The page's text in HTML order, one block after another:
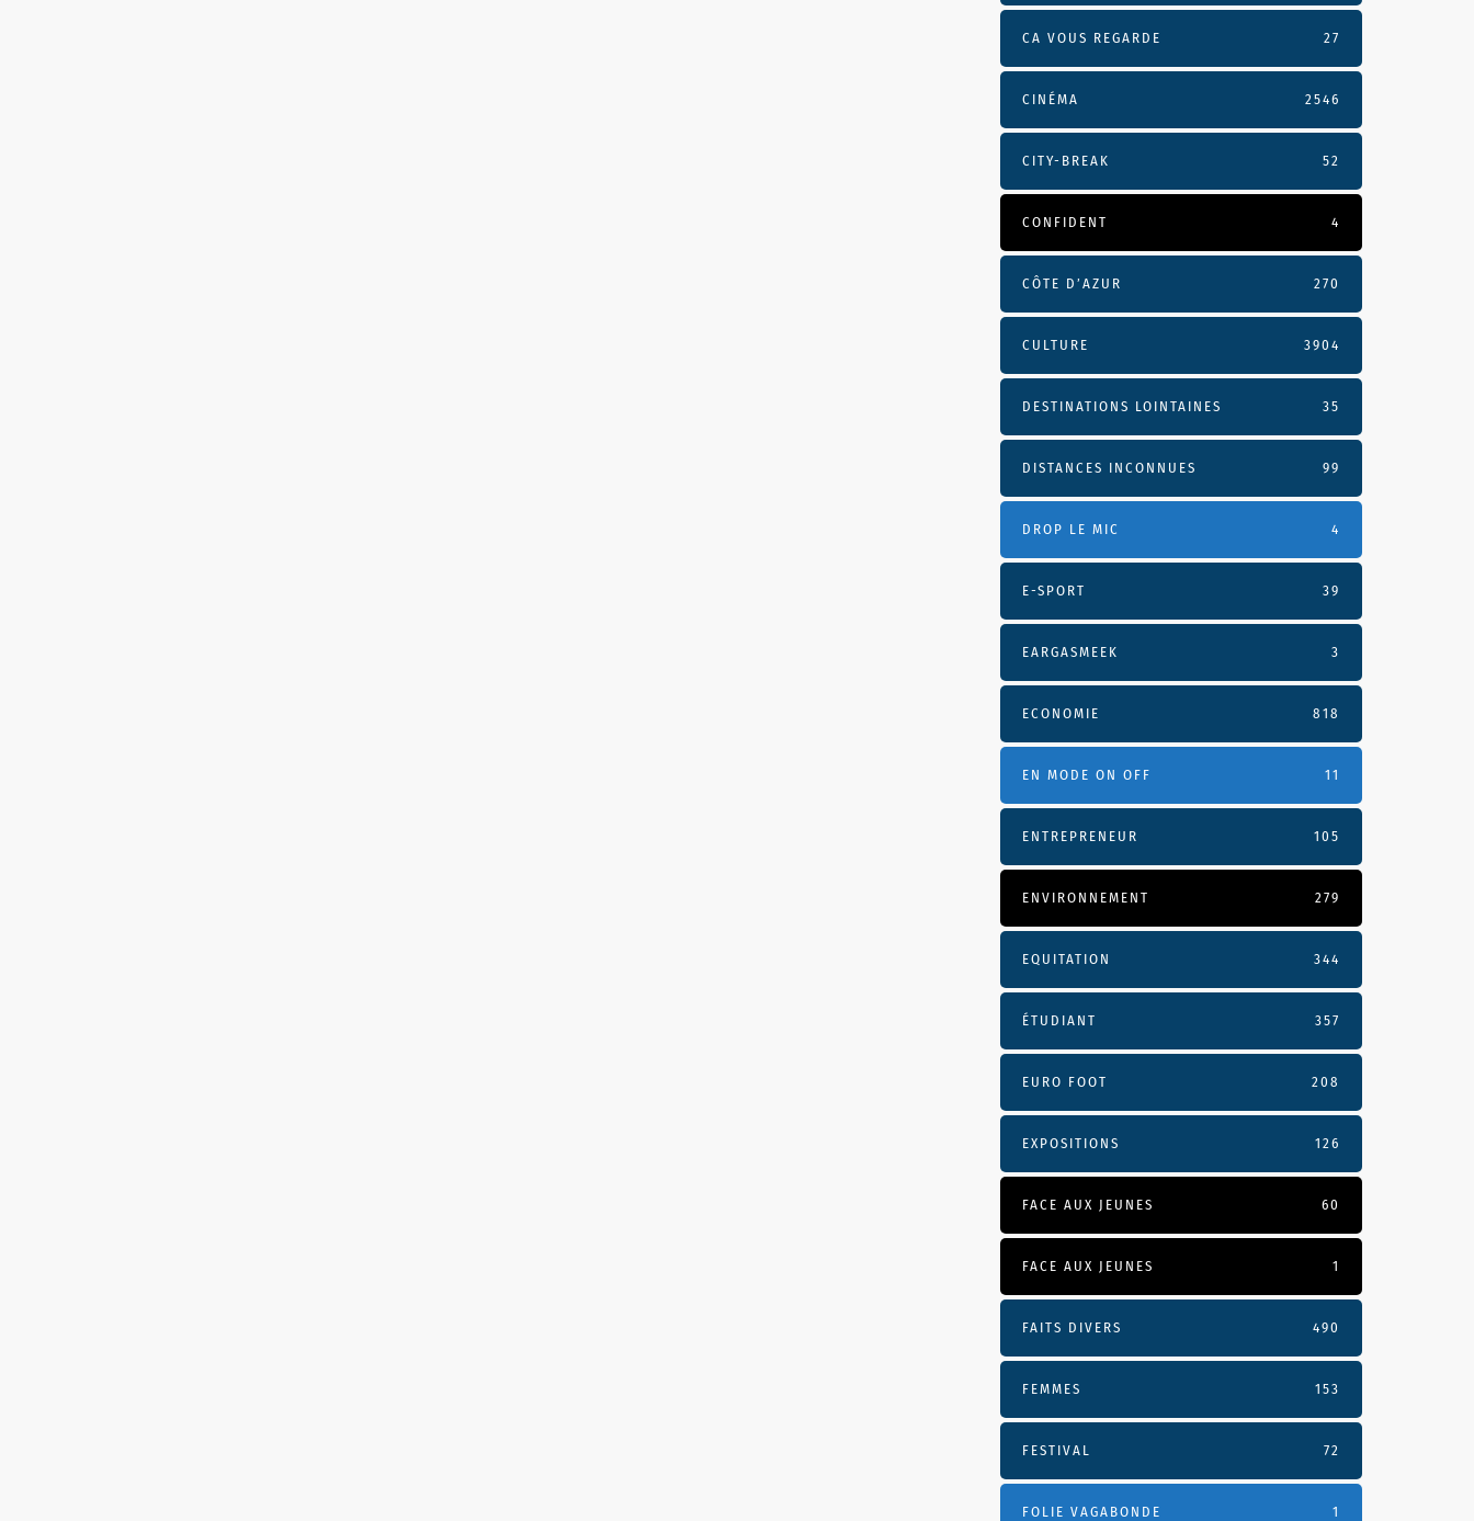
CA VOUS REGARDE 27
CINÉMA 2546
CITY-BREAK 52
CONFIDENT 4
CÔTE D’AZUR 270
CULTURE 3904
DESTINATIONS LOINTAINES 35
DISTANCES INCONNUES 99
DROP LE MIC 4
E-SPORT 39
EARGASMEEK 3
ECONOMIE 818
EN MODE ON OFF 11
ENTREPRENEUR 105
ENVIRONNEMENT 279
EQUITATION 344
ÉTUDIANT 357
EURO FOOT 208
EXPOSITIONS 126
FACE AUX JEUNES 60
FACE AUX JEUNES 1
FAITS DIVERS 490
FEMMES 153
FESTIVAL 72
FOLIE VAGABONDE 1